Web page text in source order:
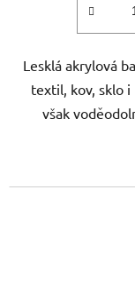
Lesklá akrylová
textil, kov, sklo
však